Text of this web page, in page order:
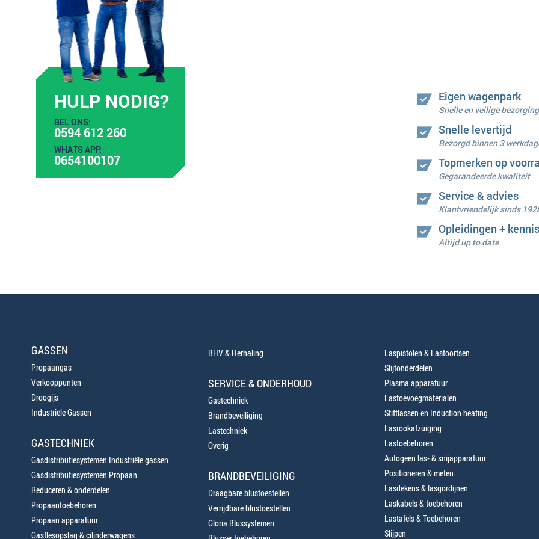
HULP NODIG?
BEL ONS:
0594 612 260
WHATS APP:
0654100107
Eigen wagenpark
Snelle en veilige bezorging
Snelle levertijd
Bezorgd binnen 3
Topmerken op
Gegarandeerde kwaliteit
Service & advies
Klantvriendelijk sinds
Opleidingen + kennis
Altijd up to date
GASSEN
Propaangas
Verkooppunten
Droogijs
Industriële Gassen
GASTECHNIEK
Gasdistributiesystemen Industriële gassen
Gasdistributiesystemen Propaan
Reduceren & onderdelen
Propaantoebehoren
Propaan apparatuur
Gasflesopslag & cilinderwagens
BHV & Herhaling
SERVICE & ONDERHOUD
Gastechniek
Brandbeveiliging
Lastechniek
Overig
BRANDBEVEILIGING
Draagbare blustoestellen
Verrijdbare blustoestellen
Gloria Blussystemen
Laspistolen & Lastoortsen
Slijtonderdelen
Plasma apparatuur
Lastoevoegmaterialen
Stiftlassen en Induction heating
Lasrookafzuiging
Lastoebehoren
Autogeen las- & snijapparatuur
Positioneren & meten
Lasdekens & lasgordijnen
Laskabels & toebehoren
Lastafels & Toebehoren
Slijpen